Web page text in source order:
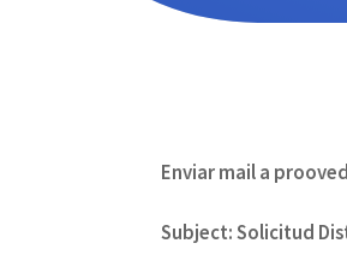
Enviar mail a
Subject: Solicitud